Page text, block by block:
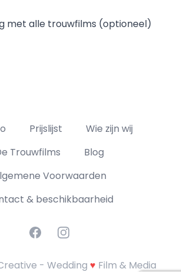
met alle trouwfilms (optioneel)
Prijslijst
Wie zijn wij
Trouwfilms
Blog
Voorwaarden
& beschikbaarheid
FacebookInstagram
- Wedding ♥ Film & Media